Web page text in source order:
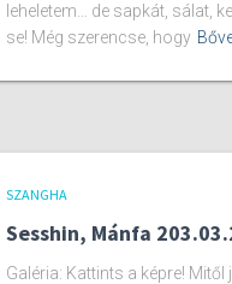
leheletem… de sapkát, sálat,
se! Még szerencse, hogy
SZANGHA
Sesshin, Mánfa
Galéria: Kattints a képre!